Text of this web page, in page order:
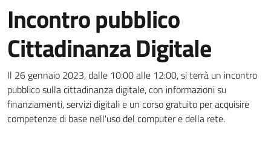
Incontro pubblico
Cittadinanza Digitale
Dettagli della notizia
Il 26 gennaio 2023, dalle 10:00 alle 12:00, si terrà un incontro
pubblico sulla cittadinanza digitale, con informazioni su
finanziamenti, servizi digitali e un corso gratuito per acquisire
competenze di base nell'uso del computer e della rete.